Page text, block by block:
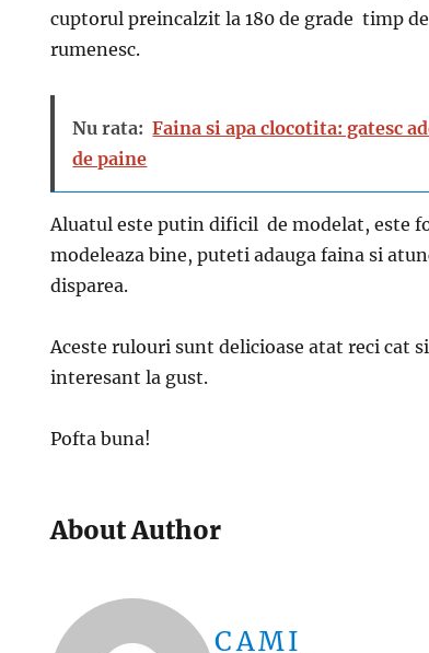
cuptorul preincalzit la 180 de grade timp
rumenesc.
Nu rata: Faina si apa clocotita: gatesc
de paine
Aluatul este putin dificil de modelat, este
modeleaza bine, puteti adauga faina si
disparea.
Aceste rulouri sunt delicioase atat reci cat
interesant la gust.
Pofta buna!
About Author
CAMI